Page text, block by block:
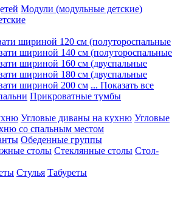
Модули (модульные детские)
шириной 120 см (полутороспальные
шириной 140 см (полутороспальные
шириной 160 см (двуспальные
шириной 180 см (двуспальные
шириной 200 см ... Показать все
Прикроватные тумбы
Угловые диваны на кухню Угловые
со спальным местом
Обеденные группы
столы Стеклянные столы Стол-
Стулья Табуреты